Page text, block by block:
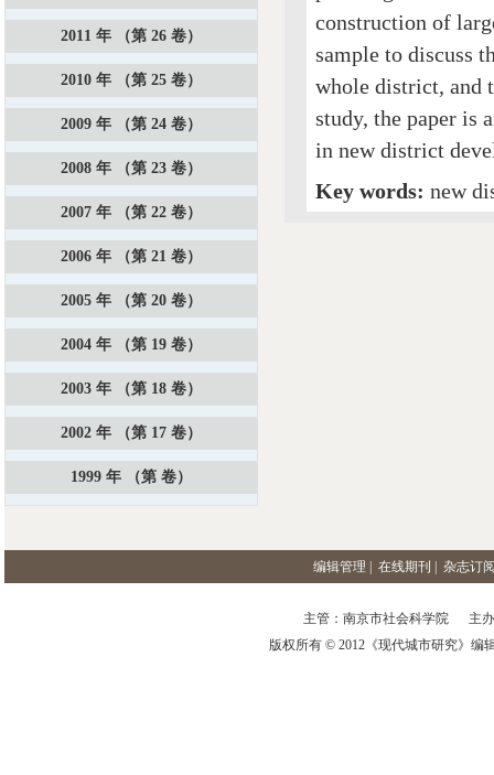
construction of
sample to discuss
whole district, and
study, the paper is
in new district
Key words: new
2011 年 （第 26 卷）
2010 年 （第 25 卷）
2009 年 （第 24 卷）
2008 年 （第 23 卷）
2007 年 （第 22 卷）
2006 年 （第 21 卷）
2005 年 （第 20 卷）
2004 年 （第 19 卷）
2003 年 （第 18 卷）
2002 年 （第 17 卷）
1999 年 （第 卷）
编辑管理 在线期刊 杂志订
主管：南京市社会科学院 主
版权所有 © 2012《现代城市研究》编